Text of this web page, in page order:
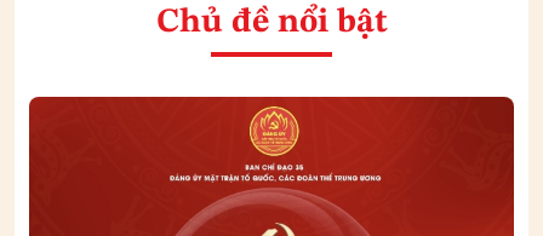
Chủ đề nổi bật